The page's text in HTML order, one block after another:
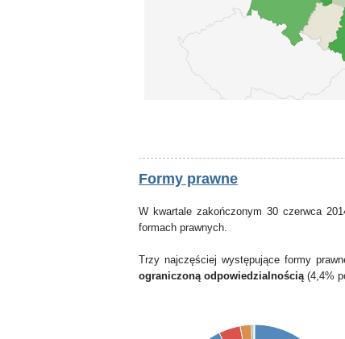
Formy prawne
W kwartale zakończonym 30 czerwca
formach prawnych.
Trzy najczęściej występujące formy
ograniczoną odpowiedzialnością(4,4%